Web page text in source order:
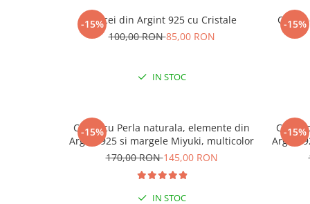
-15%
Cercei din Argint 925 cu Cristale
100,00 RON85,00 RON
IN STOC
-15%
-15%
Colier cu Perla naturala, elemente din
Argint 925 si margele Miyuki, multicolor
170,00 RON145,00 RON
IN STOC
-15%
Colier
Argint